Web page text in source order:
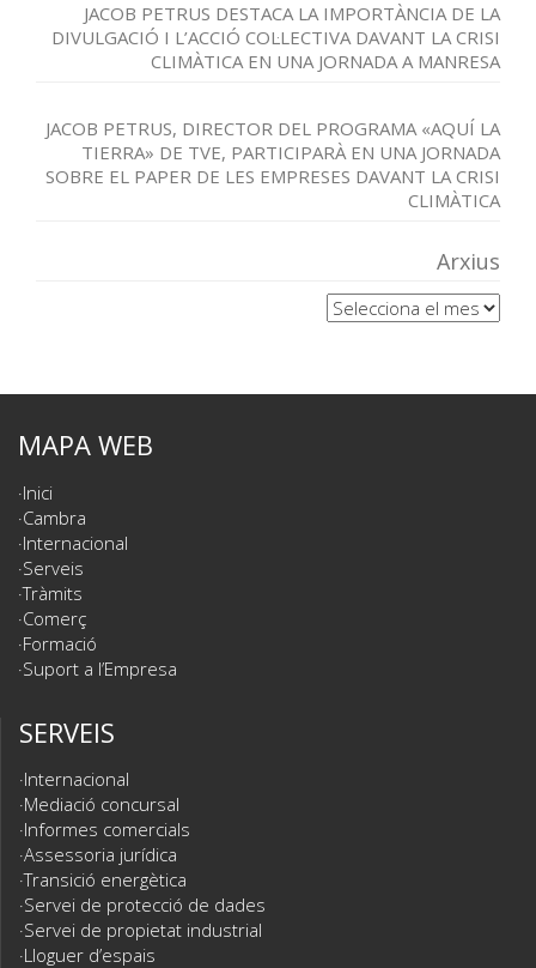
JACOB PETRUS DESTACA LA IMPORTÀNCIA DE LA
DIVULGACIÓ I L’ACCIÓ COL·LECTIVA DAVANT LA CRISI
CLIMÀTICA EN UNA JORNADA A MANRESA
JACOB PETRUS, DIRECTOR DEL PROGRAMA «AQUÍ LA
TIERRA» DE TVE, PARTICIPARÀ EN UNA JORNADA
SOBRE EL PAPER DE LES EMPRESES DAVANT LA CRISI
CLIMÀTICA
Arxius
Arxius
MAPA WEB
Inici
Cambra
Internacional
Serveis
Tràmits
Comerç
Formació
Suport a l’Empresa
SERVEIS
Internacional
Mediació concursal
Informes comercials
Assessoria jurídica
Transició energètica
Servei de protecció de dades
Servei de propietat industrial
Lloguer d’espais